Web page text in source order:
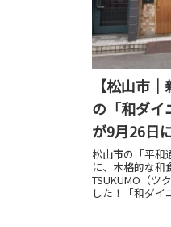
【松山市
の「和ダイ
が9月26日
松山市の「平和
に、本格的な和
TSUKUMO（ツ
した！「和ダイ
入れた新鮮な
ニューには「